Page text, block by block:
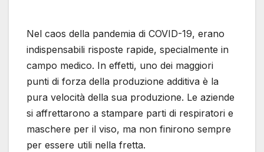
Nel caos della pandemia di COVID-19, erano
indispensabili risposte rapide, specialmente in
campo medico. In effetti, uno dei maggiori
punti di forza della produzione additiva è la
pura velocità della sua produzione. Le aziende
si affrettarono a stampare parti di respiratori e
maschere per il viso, ma non finirono sempre
per essere utili nella fretta.